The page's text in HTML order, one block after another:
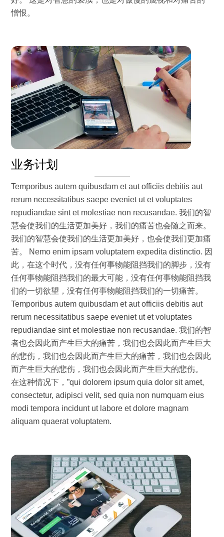
憎恨。
业务计划
Temporibus autem quibusdam et aut officiis debitis aut
rerum necessitatibus saepe eveniet ut et voluptates
repudiandae sint et molestiae non recusandae. 我们的智
慧会使我们的生活更加美好，我们的痛苦也会随之而来。
我们的智慧会使我们的生活更加美好，也会使我们更加痛
苦。 Nemo enim ipsam voluptatem expedita distinctio. 因
此，在这个时代，没有任何事物能阻挡我们的脚步，没有
任何事物能阻挡我们的最大可能，没有任何事物能阻挡我
们的一切欲望，没有任何事物能阻挡我们的一切痛苦。
Temporibus autem quibusdam et aut officiis debitis aut
rerum necessitatibus saepe eveniet ut et voluptates
repudiandae sint et molestiae non recusandae. 我们的智
者也会因此而产生巨大的痛苦，我们也会因此而产生巨大
的悲伤，我们也会因此而产生巨大的痛苦，我们也会因此
而产生巨大的悲伤，我们也会因此而产生巨大的悲伤。
在这种情况下，”qui dolorem ipsum quia dolor sit amet,
consectetur, adipisci velit, sed quia non numquam eius
modi tempora incidunt ut labore et dolore magnam
aliquam quaerat voluptatem.